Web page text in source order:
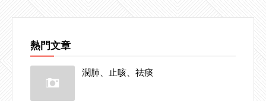
熱門文章
潤肺、止咳、祛痰